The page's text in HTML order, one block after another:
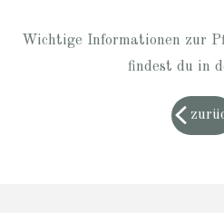
Wichtige Informationen zur
findest du in